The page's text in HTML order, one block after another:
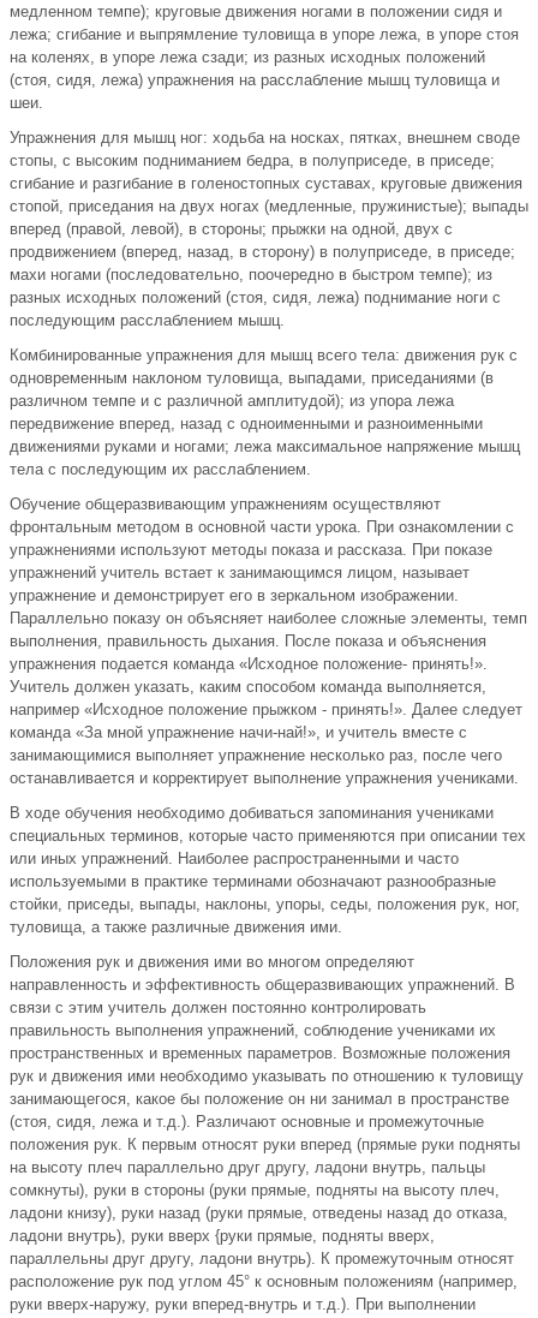
медленном темпе); круговые движения ногами в положении сидя и
лежа; сгибание и выпрямление туловища в упоре лежа, в упоре стоя
на коленях, в упоре лежа сзади; из разных исходных положений
(стоя, сидя, лежа) упражнения на расслабление мышц туловища и
шеи.
Упражнения для мышц ног: ходьба на носках, пятках, внешнем своде
стопы, с высоким подниманием бедра, в полуприседе, в приседе;
сгибание и разгибание в голеностопных суставах, круговые движения
стопой, приседания на двух ногах (медленные, пружинистые); выпады
вперед (правой, левой), в стороны; прыжки на одной, двух с
продвижением (вперед, назад, в сторону) в полуприседе, в приседе;
махи ногами (последовательно, поочередно в быстром темпе); из
разных исходных положений (стоя, сидя, лежа) поднимание ноги с
последующим расслаблением мышц.
Комбинированные упражнения для мышц всего тела: движения рук с
одновременным наклоном туловища, выпадами, приседаниями (в
различном темпе и с различной амплитудой); из упора лежа
передвижение вперед, назад с одноименными и разноименными
движениями руками и ногами; лежа максимальное напряжение мышц
тела с последующим их расслаблением.
Обучение общеразвивающим упражнениям осуществляют
фронтальным методом в основной части урока. При ознакомлении с
упражнениями используют методы показа и рассказа. При показе
упражнений учитель встает к занимающимся лицом, называет
упражнение и демонстрирует его в зеркальном изображении.
Параллельно показу он объясняет наиболее сложные элементы, темп
выполнения, правильность дыхания. После показа и объяснения
упражнения подается команда «Исходное положение- принять!».
Учитель должен указать, каким способом команда выполняется,
например «Исходное положение прыжком - принять!». Далее следует
команда «За мной упражнение начи-най!», и учитель вместе с
занимающимися выполняет упражнение несколько раз, после чего
останавливается и корректирует выполнение упражнения учениками.
В ходе обучения необходимо добиваться запоминания учениками
специальных терминов, которые часто применяются при описании тех
или иных упражнений. Наиболее распространенными и часто
используемыми в практике терминами обозначают разнообразные
стойки, приседы, выпады, наклоны, упоры, седы, положения рук, ног,
туловища, а также различные движения ими.
Положения рук и движения ими во многом определяют
направленность и эффективность общеразвивающих упражнений. В
связи с этим учитель должен постоянно контролировать
правильность выполнения упражнений, соблюдение учениками их
пространственных и временных параметров. Возможные положения
рук и движения ими необходимо указывать по отношению к туловищу
занимающегося, какое бы положение он ни занимал в пространстве
(стоя, сидя, лежа и т.д.). Различают основные и промежуточные
положения рук. К первым относят руки вперед (прямые руки подняты
на высоту плеч параллельно друг другу, ладони внутрь, пальцы
сомкнуты), руки в стороны (руки прямые, подняты на высоту плеч,
ладони книзу), руки назад (руки прямые, отведены назад до отказа,
ладони внутрь), руки вверх {руки прямые, подняты вверх,
параллельны друг другу, ладони внутрь). К промежуточным относят
расположение рук под углом 45° к основным положениям (например,
руки вверх-наружу, руки вперед-внутрь и т.д.). При выполнении